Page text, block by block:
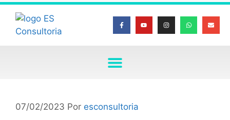
07/02/2023 Por esconsultoria